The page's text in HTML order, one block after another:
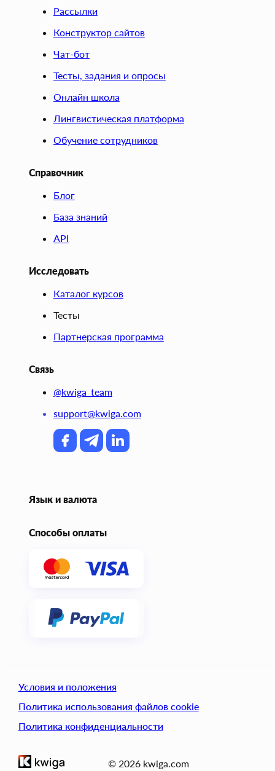
Рассылки
Конструктор сайтов
Чат-бот
Тесты, задания и опросы
Онлайн школа
Лингвистическая платформа
Обучение сотрудников
Справочник
Блог
База знаний
API
Исследовать
Каталог курсов
Тесты
Партнерская программа
Связь
@kwiga_team
support@kwiga.com
Язык и валюта
Способы оплаты
© 2026 kwiga.com
Условия и положения
Политика использования файлов cookie
Политика конфиденциальности